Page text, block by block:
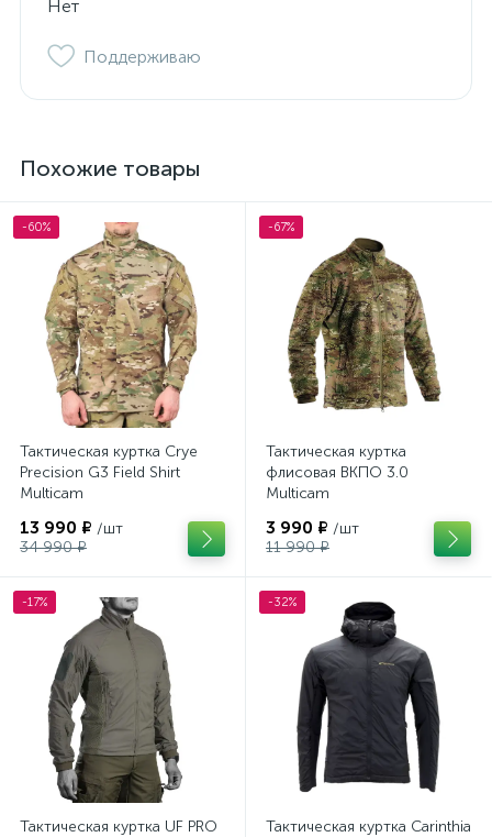
Нет
Поддерживаю
Похожие товары
-60%
Тактическая куртка Crye
Precision G3 Field Shirt
Multicam
13 990 ₽ /шт
34 990 ₽
-67%
Тактическая куртка
флисовая ВКПО 3.0
Multicam
3 990 ₽ /шт
11 990 ₽
-17%
Тактическая куртка UF PRO
-32%
Тактическая куртка Carinthia